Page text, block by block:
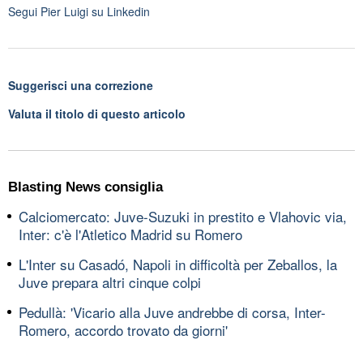
Segui Pier Luigi su Linkedin
Suggerisci una correzione
Valuta il titolo di questo articolo
Blasting News consiglia
Calciomercato: Juve-Suzuki in prestito e Vlahovic via,
Inter: c'è l'Atletico Madrid su Romero
L'Inter su Casadó, Napoli in difficoltà per Zeballos, la
Juve prepara altri cinque colpi
Pedullà: 'Vicario alla Juve andrebbe di corsa, Inter-
Romero, accordo trovato da giorni'